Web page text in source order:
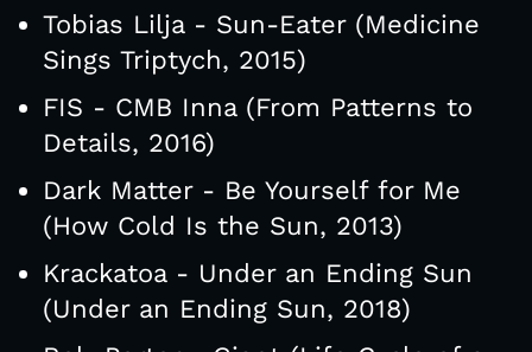
Tobias Lilja - Sun-Eater (Medicine
Sings Triptych, 2015)
FIS - CMB Inna (From Patterns to
Details, 2016)
Dark Matter - Be Yourself for Me
(How Cold Is the Sun, 2013)
Krackatoa - Under an Ending Sun
(Under an Ending Sun, 2018)